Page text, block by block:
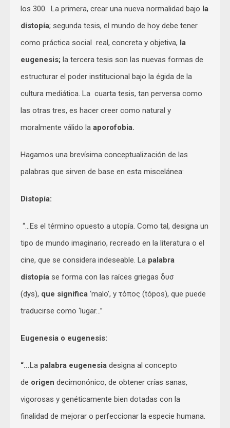
los 300. La primera, crear una nueva normalidad bajo la
distopía; segunda tesis, el mundo de hoy debe tener
como práctica social real, concreta y objetiva, la
eugenesis; la tercera tesis son las nuevas formas de
estructurar el poder institucional bajo la égida de la
cultura mediática. La cuarta tesis, tan perversa como
las otras tres, es hacer creer como natural y
moralmente válido la aporofobia.
Hagamos una brevísima conceptualización de las
palabras que sirven de base en esta miscelánea:
Distopía:
“…Es el término opuesto a utopía. Como tal, designa un
tipo de mundo imaginario, recreado en la literatura o el
cine, que se considera indeseable. La palabra
distopía se forma con las raíces griegas δυσ
(dys), que significa ‘malo’, y τόπος (tópos), que puede
traducirse como ‘lugar…”
Eugenesia o eugenesis:
“…La palabra eugenesia designa al concepto
de origen decimonónico, de obtener crías sanas,
vigorosas y genéticamente bien dotadas con la
finalidad de mejorar o perfeccionar la especie humana.